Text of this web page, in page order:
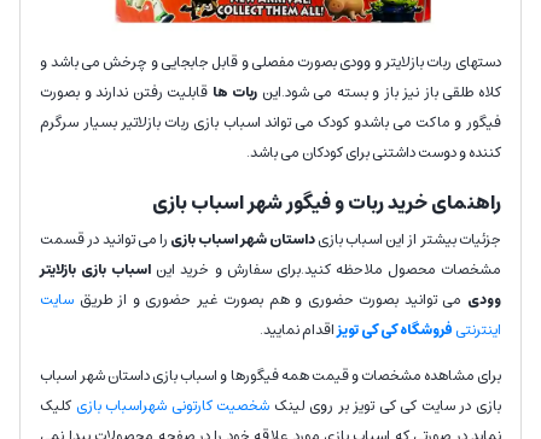
دستهای ربات بازلایتر و وودی بصورت مفصلی و قابل جابجایی و چرخش می باشد و
کلاه طلقی باز نیز باز و بسته می شود.این ربات ها قابلیت رفتن ندارند و بصورت
فیگور و ماکت می باشدو کودک می تواند اسباب بازی ربات بازلاتیر بسیار سرگرم
کننده و دوست داشتنی برای کودکان می باشد.
راهنمای خرید ربات و فیگور شهر اسباب بازی
جزئیات بیشتر از این اسباب بازیداستان شهر اسباب بازیرا می توانید در قسمت
مشخصات محصول ملاحظه کنید.برای سفارش و خرید این اسباب بازی بازلایتر
وودی می توانید بصورت حضوری و هم بصورت غیر حضوری و از طریق سایت
اینترنتیفروشگاه کی کی تویزاقدام نمایید.
برای مشاهده مشخصات و قیمت همه فیگورها و اسباب بازی داستان شهر اسباب
بازی در سایت کی کی تویز بر روی لینک شخصیت کارتونی شهراسباب بازی کلیک